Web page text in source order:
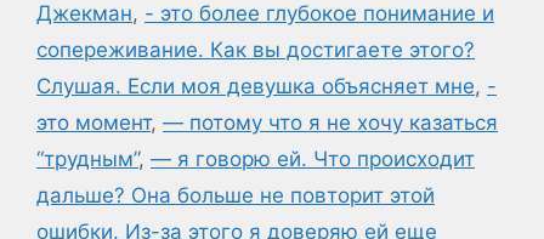
Джекман, - это более глубокое понимание и
сопереживание. Как вы достигаете этого?
Слушая. Если моя девушка объясняет мне, -
это момент, — потому что я не хочу казаться
“трудным”, — я говорю ей. Что происходит
дальше? Она больше не повторит этой
ошибки. Из-за этого я доверяю ей еще